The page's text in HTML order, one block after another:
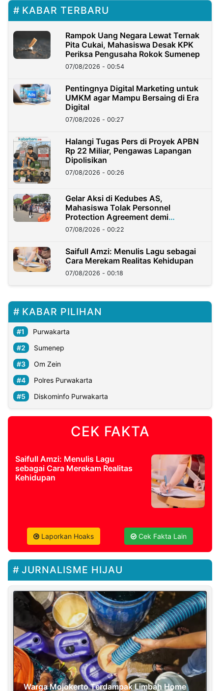
KABAR TERBARU
Rampok Uang Negara Lewat Ternak
Pita Cukai, Mahasiswa Desak KPK
Periksa Pengusaha Rokok Sumenep
07/08/2026 - 00:54
Pentingnya Digital Marketing untuk
UMKM agar Mampu Bersaing di Era
Digital
07/08/2026 - 00:27
Halangi Tugas Pers di Proyek APBN
Rp 22 Miliar, Pengawas Lapangan
Dipolisikan
07/08/2026 - 00:26
Gelar Aksi di Kedubes AS,
Mahasiswa Tolak Personnel
Protection Agreement demi
Kedaulatan Negara
07/08/2026 - 00:22
Saifull Amzi: Menulis Lagu sebagai
Cara Merekam Realitas Kehidupan
07/08/2026 - 00:18
KABAR PILIHAN
Purwakarta
Sumenep
Om Zein
Polres Purwakarta
Diskominfo Purwakarta
CEK FAKTA
Saifull Amzi: Menulis Lagu
sebagai Cara Merekam Realitas
Kehidupan
Laporkan Hoaks Cek Fakta Lain
JURNALISME HIJAU
Warga Mojokerto Terdampak Limbah Home